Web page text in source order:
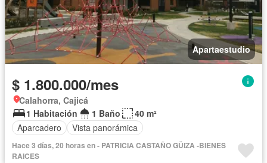
Apartaestudio
$ 1.800.000/mes
Calahorra, Cajicá
1 Habitación
1 Baño
40 m²
Aparcadero
Vista panorámica
Hace 3 días, 20 horas en - PATRICIA CASTAÑO GÜIZA -BIENES
RAICES